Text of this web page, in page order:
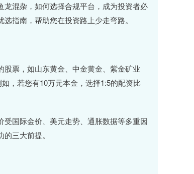
混杂，如何选择合规平台，成为投资者必
指南，帮助您在投资路上少走弯路。
票，如山东黄金、中金黄金、紫金矿业
，若您有10万元本金，选择1:5的配资比
国际金价、美元走势、通胀数据等多重因
三大前提。